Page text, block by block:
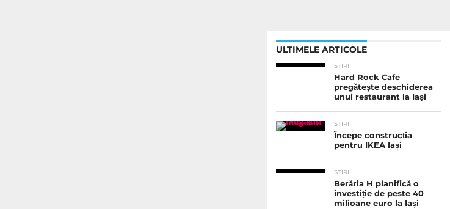
ULTIMELE ARTICOLE
STIRI
Hard Rock Cafe
pregătește deschiderea
unui restaurant la Iași
STIRI
Începe construcția
pentru IKEA Iași
STIRI
Berăria H planifică o
investiție de peste 40
milioane euro la Iași